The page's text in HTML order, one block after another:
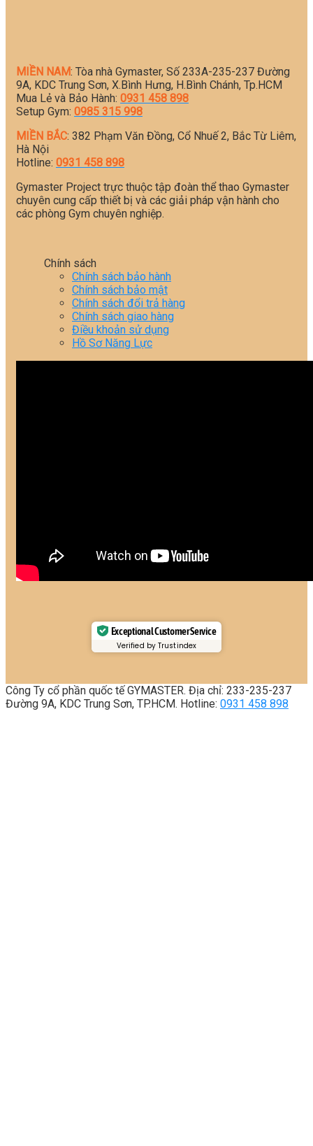
MIỀN NAM: Tòa nhà Gymaster, Số 233A-235-237 Đường
9A, KDC Trung Sơn, X.Bình Hưng, H.Bình Chánh, Tp.HCM
Mua Lẻ và Bảo Hành: 0931 458 898
Setup Gym: 0985 315 998
MIỀN BẮC: 382 Phạm Văn Đồng, Cổ Nhuế 2, Bắc Từ Liêm,
Hà Nội
Hotline: 0931 458 898
Gymaster Project trực thuộc tập đoàn thể thao Gymaster
chuyên cung cấp thiết bị và các giải pháp vận hành cho
các phòng Gym chuyên nghiệp.
Chính sách
Chính sách bảo hành
Chính sách bảo mật
Chính sách đổi trả hàng
Chính sách giao hàng
Điều khoản sử dụng
Hồ Sơ Năng Lực
Exceptional Customer Service
Verified by Trustindex
Công Ty cổ phần quốc tế GYMASTER. Địa chỉ: 233-235-237
Đường 9A, KDC Trung Sơn, TP.HCM. Hotline: 0931 458 898